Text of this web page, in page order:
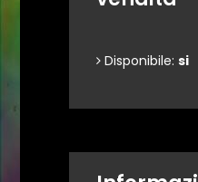
Disponibile: si